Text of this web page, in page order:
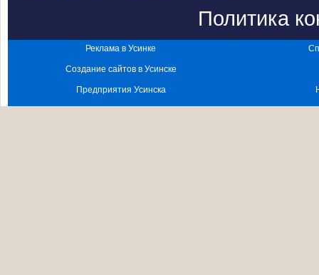
Политика
Реклама в Усинке
Создание сайтов в Усинске
Предприятия Усинска